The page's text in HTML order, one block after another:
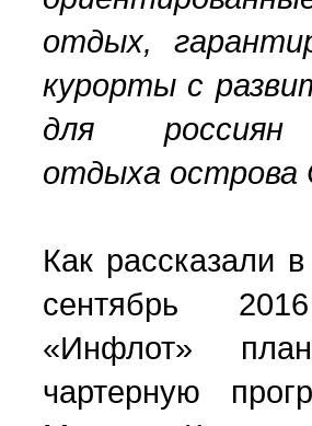
отдых,
курорты с
для россиян
отдыха острова
Как рассказали
сентябрь
«Инфлот»
чартерную